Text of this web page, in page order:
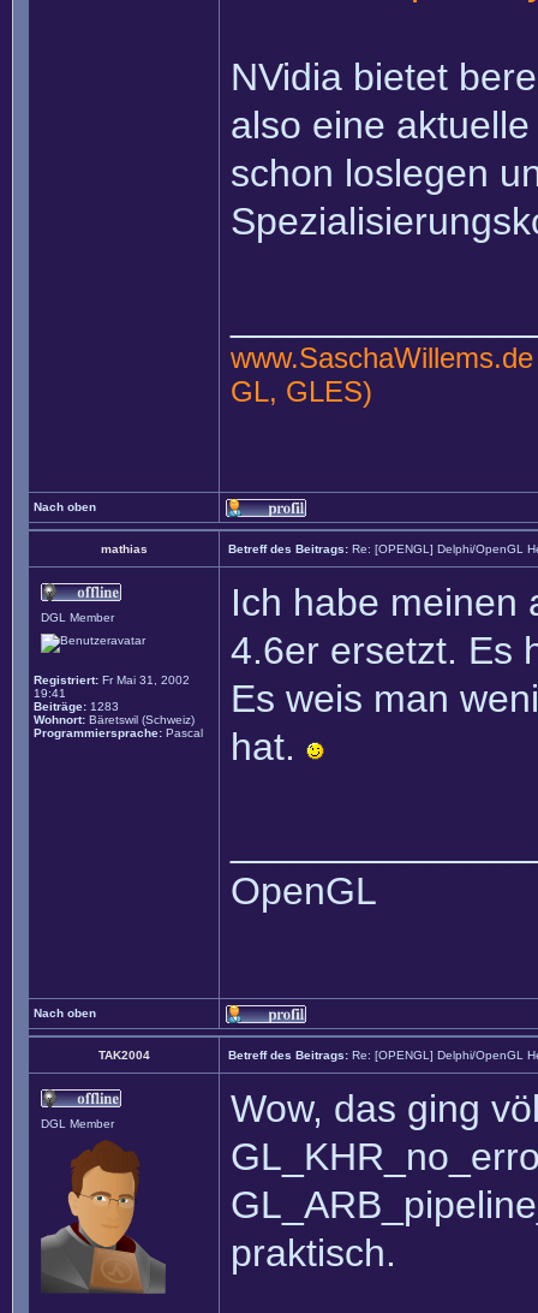
NVidia bietet
also eine
schon loslegen
www.SaschaWillems.de
GL, GLES)
Nach oben
mathias Betreff des Beitrags: Re: [OPENGL] Delphi/OpenGL
DGL Member
Registriert: Fr Mai 31, 2002
19:41
Beiträge: 1283
Wohnort: Bäretswil (Schweiz)
Programmiersprache: Pascal
Ich habe meinen
4.6er ersetzt. Es
Es weis man
hat.
OpenGL
Nach oben
TAK2004 Betreff des Beitrags: Re: [OPENGL] Delphi/OpenGL
DGL Member
Wow, das ging
praktisch.